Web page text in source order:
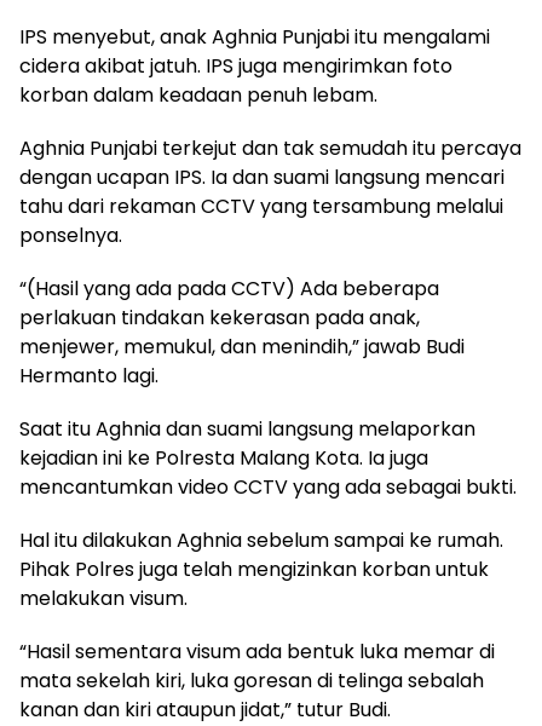
IPS menyebut, anak Aghnia Punjabi itu mengalami
cidera akibat jatuh. IPS juga mengirimkan foto
korban dalam keadaan penuh lebam.
Aghnia Punjabi terkejut dan tak semudah itu percaya
dengan ucapan IPS. Ia dan suami langsung mencari
tahu dari rekaman CCTV yang tersambung melalui
ponselnya.
“(Hasil yang ada pada CCTV) Ada beberapa
perlakuan tindakan kekerasan pada anak,
menjewer, memukul, dan menindih,” jawab Budi
Hermanto lagi.
Saat itu Aghnia dan suami langsung melaporkan
kejadian ini ke Polresta Malang Kota. Ia juga
mencantumkan video CCTV yang ada sebagai bukti.
Hal itu dilakukan Aghnia sebelum sampai ke rumah.
Pihak Polres juga telah mengizinkan korban untuk
melakukan visum.
“Hasil sementara visum ada bentuk luka memar di
mata sekelah kiri, luka goresan di telinga sebalah
kanan dan kiri ataupun jidat,” tutur Budi.